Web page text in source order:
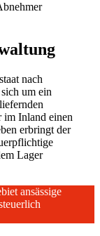
nach
um ein
im Inland einen
erbringt der
Lager
ansässige